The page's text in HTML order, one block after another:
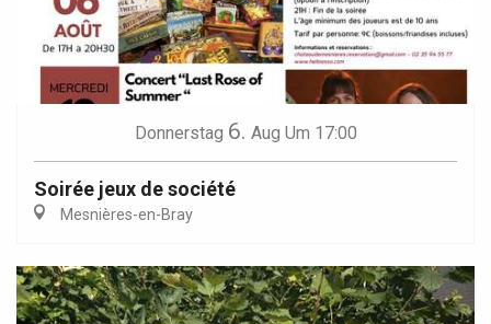
Donnerstag 6. Aug Um 17:00
Soirée jeux de société
Mesnières-en-Bray